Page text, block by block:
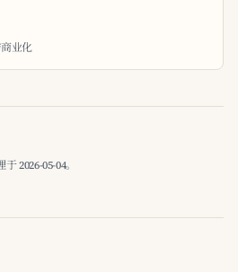
业化
2026-05-04。